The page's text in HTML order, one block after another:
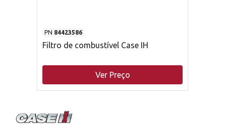
PN 84423586
Filtro de combustível Case IH
Ver Preço